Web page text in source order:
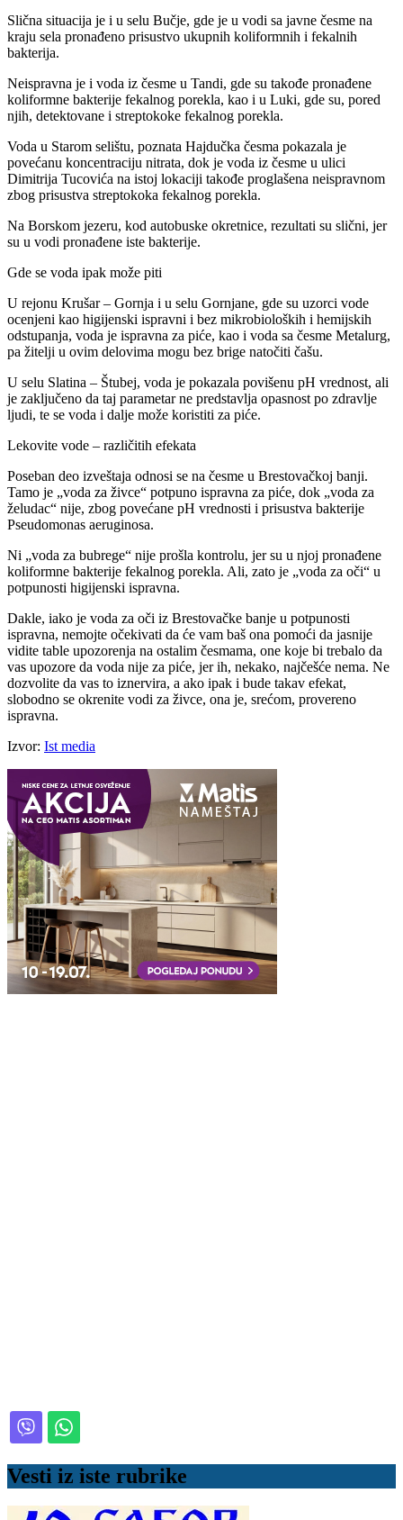
Slična situacija je i u selu Bučje, gde je u vodi sa javne česme na
kraju sela pronađeno prisustvo ukupnih koliformnih i fekalnih
bakterija.
Neispravna je i voda iz česme u Tandi, gde su takođe pronađene
koliformne bakterije fekalnog porekla, kao i u Luki, gde su, pored
njih, detektovane i streptokoke fekalnog porekla.
Voda u Starom selištu, poznata Hajdučka česma pokazala je
povećanu koncentraciju nitrata, dok je voda iz česme u ulici
Dimitrija Tucovića na istoj lokaciji takođe proglašena neispravnom
zbog prisustva streptokoka fekalnog porekla.
Na Borskom jezeru, kod autobuske okretnice, rezultati su slični, jer
su u vodi pronađene iste bakterije.
Gde se voda ipak može piti
U rejonu Krušar – Gornja i u selu Gornjane, gde su uzorci vode
ocenjeni kao higijenski ispravni i bez mikrobioloških i hemijskih
odstupanja, voda je ispravna za piće, kao i voda sa česme Metalurg,
pa žitelji u ovim delovima mogu bez brige natočiti čašu.
U selu Slatina – Štubej, voda je pokazala povišenu pH vrednost, ali
je zaključeno da taj parametar ne predstavlja opasnost po zdravlje
ljudi, te se voda i dalje može koristiti za piće.
Lekovite vode – različitih efekata
Poseban deo izveštaja odnosi se na česme u Brestovačkoj banji.
Tamo je „voda za živce“ potpuno ispravna za piće, dok „voda za
želudac“ nije, zbog povećane pH vrednosti i prisustva bakterije
Pseudomonas aeruginosa.
Ni „voda za bubrege“ nije prošla kontrolu, jer su u njoj pronađene
koliformne bakterije fekalnog porekla. Ali, zato je „voda za oči“ u
potpunosti higijenski ispravna.
Dakle, iako je voda za oči iz Brestovačke banje u potpunosti
ispravna, nemojte očekivati da će vam baš ona pomoći da jasnije
vidite table upozorenja na ostalim česmama, one koje bi trebalo da
vas upozore da voda nije za piće, jer ih, nekako, najčešće nema. Ne
dozvolite da vas to iznervira, a ako ipak i bude takav efekat,
slobodno se okrenite vodi za živce, ona je, srećom, provereno
ispravna.
Izvor: Ist media
Vesti iz iste rubrike